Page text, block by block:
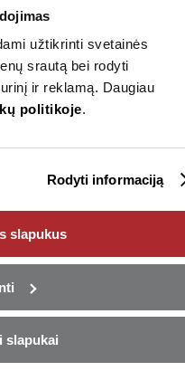
užtikrinti svetainės
srautą bei rodyti
ir reklamą. Daugiau
politikoje.
Rodyti informaciją
slapukus
slapukaipilną sumą iš karto!